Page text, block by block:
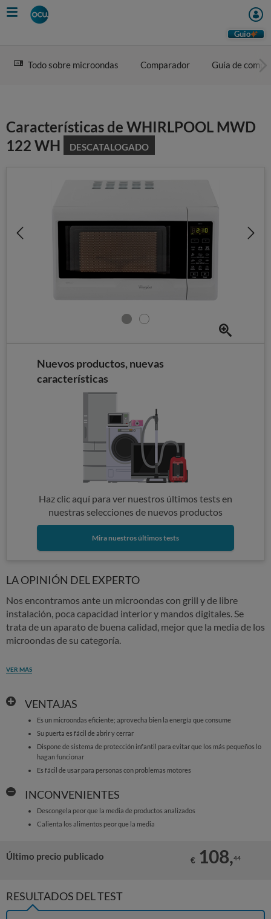
Skip
to
Guio
Todo sobre microondas Comparador Guía de
Características de WHIRLPOOL MWD
122 WH
DESCATALOGADO
Nuevos productos, nuevas
características
Haz clic aquí para ver nuestros últimos tests en
nuestras selecciones de nuevos productos
Mira nuestros últimos tests
LA OPINIÓN DEL EXPERTO
Nos encontramos ante un microondas con grill y de libre
instalación, poca capacidad interior y mandos digitales. Se
trata de un aparato de buena calidad, mejor que la media de los
microondas de su categoría.
VER MÁS
VENTAJAS
Es un microondas eficiente; aprovecha bien la energía que consume
Su puerta es fácil de abrir y cerrar
Dispone de sistema de protección infantil para evitar que los más pequeños lo
hagan funcionar
Es fácil de usar para personas con problemas motores
INCONVENIENTES
Descongela peor que la media de productos analizados
Calienta los alimentos peor que la media
Último precio publicado € 108,44
RESULTADOS DEL TEST